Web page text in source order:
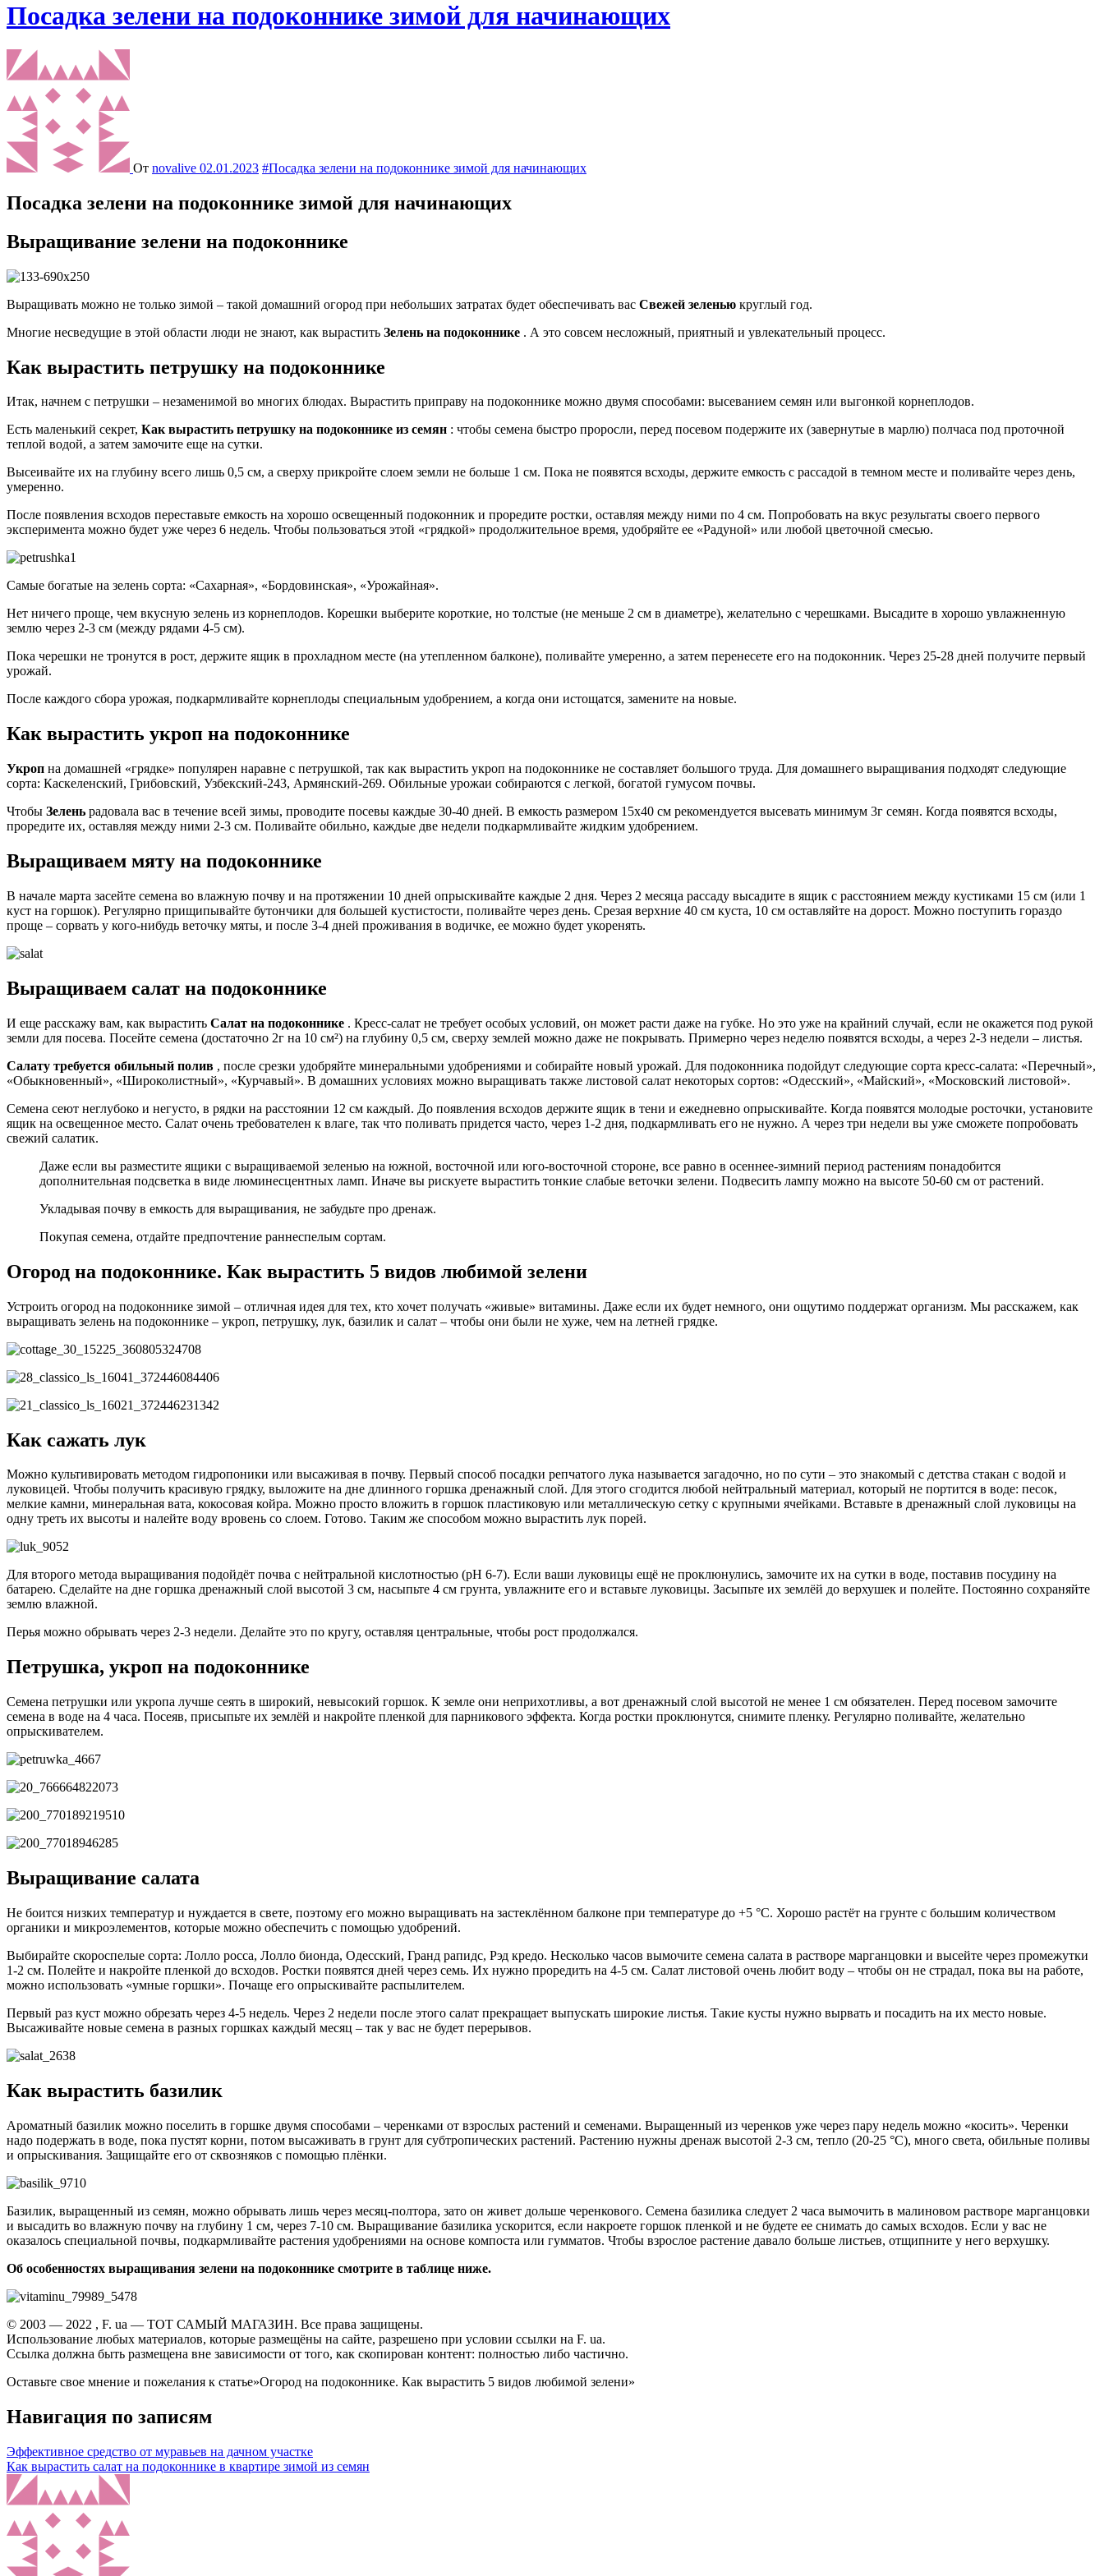
Посадка зелени на подоконнике зимой для начинающих
От novalive 02.01.2023 #Посадка зелени на подоконнике зимой для начинающих
Посадка зелени на подоконнике зимой для начинающих
Выращивание зелени на подоконнике
Выращивать можно не только зимой – такой домашний огород при небольших затратах будет обеспечивать вас Свежей зеленью круглый год.
Многие несведущие в этой области люди не знают, как вырастить Зелень на подоконнике . А это совсем несложный, приятный и увлекательный процесс.
Как вырастить петрушку на подоконнике
Итак, начнем с петрушки – незаменимой во многих блюдах. Вырастить приправу на подоконнике можно двумя способами: высеванием семян или выгонкой корнеплодов.
Есть маленький секрет, Как вырастить петрушку на подоконнике из семян : чтобы семена быстро проросли, перед посевом подержите их (завернутые в марлю) полчаса под проточной
теплой водой, а затем замочите еще на сутки.
Высеивайте их на глубину всего лишь 0,5 см, а сверху прикройте слоем земли не больше 1 см. Пока не появятся всходы, держите емкость с рассадой в темном месте и поливайте через день,
умеренно.
После появления всходов переставьте емкость на хорошо освещенный подоконник и проредите ростки, оставляя между ними по 4 см. Попробовать на вкус результаты своего первого
эксперимента можно будет уже через 6 недель. Чтобы пользоваться этой «грядкой» продолжительное время, удобряйте ее «Радуной» или любой цветочной смесью.
Самые богатые на зелень сорта: «Сахарная», «Бордовинская», «Урожайная».
Нет ничего проще, чем вкусную зелень из корнеплодов. Корешки выберите короткие, но толстые (не меньше 2 см в диаметре), желательно с черешками. Высадите в хорошо увлажненную
землю через 2-3 см (между рядами 4-5 см).
Пока черешки не тронутся в рост, держите ящик в прохладном месте (на утепленном балконе), поливайте умеренно, а затем перенесете его на подоконник. Через 25-28 дней получите первый
урожай.
После каждого сбора урожая, подкармливайте корнеплоды специальным удобрением, а когда они истощатся, замените на новые.
Как вырастить укроп на подоконнике
Укроп на домашней «грядке» популярен наравне с петрушкой, так как вырастить укроп на подоконнике не составляет большого труда. Для домашнего выращивания подходят следующие
сорта: Каскеленский, Грибовский, Узбекский-243, Армянский-269. Обильные урожаи собираются с легкой, богатой гумусом почвы.
Чтобы Зелень радовала вас в течение всей зимы, проводите посевы каждые 30-40 дней. В емкость размером 15х40 см рекомендуется высевать минимум 3г семян. Когда появятся всходы,
проредите их, оставляя между ними 2-3 см. Поливайте обильно, каждые две недели подкармливайте жидким удобрением.
Выращиваем мяту на подоконнике
В начале марта засейте семена во влажную почву и на протяжении 10 дней опрыскивайте каждые 2 дня. Через 2 месяца рассаду высадите в ящик с расстоянием между кустиками 15 см (или 1
куст на горшок). Регулярно прищипывайте бутончики для большей кустистости, поливайте через день. Срезая верхние 40 см куста, 10 см оставляйте на дорост. Можно поступить гораздо
проще – сорвать у кого-нибудь веточку мяты, и после 3-4 дней проживания в водичке, ее можно будет укоренять.
Выращиваем салат на подоконнике
И еще расскажу вам, как вырастить Салат на подоконнике . Кресс-салат не требует особых условий, он может расти даже на губке. Но это уже на крайний случай, если не окажется под рукой
земли для посева. Посейте семена (достаточно 2г на 10 см²) на глубину 0,5 см, сверху землей можно даже не покрывать. Примерно через неделю появятся всходы, а через 2-3 недели – листья.
Салату требуется обильный полив , после срезки удобряйте минеральными удобрениями и собирайте новый урожай. Для подоконника подойдут следующие сорта кресс-салата: «Перечный»,
«Обыкновенный», «Широколистный», «Курчавый». В домашних условиях можно выращивать также листовой салат некоторых сортов: «Одесский», «Майский», «Московский листовой».
Семена сеют неглубоко и негусто, в рядки на расстоянии 12 см каждый. До появления всходов держите ящик в тени и ежедневно опрыскивайте. Когда появятся молодые росточки, установите
ящик на освещенное место. Салат очень требователен к влаге, так что поливать придется часто, через 1-2 дня, подкармливать его не нужно. А через три недели вы уже сможете попробовать
свежий салатик.
Даже если вы разместите ящики с выращиваемой зеленью на южной, восточной или юго-восточной стороне, все равно в осеннее-зимний период растениям понадобится
дополнительная подсветка в виде люминесцентных ламп. Иначе вы рискуете вырастить тонкие слабые веточки зелени. Подвесить лампу можно на высоте 50-60 см от растений.
Укладывая почву в емкость для выращивания, не забудьте про дренаж.
Покупая семена, отдайте предпочтение раннеспелым сортам.
Огород на подоконнике. Как вырастить 5 видов любимой зелени
Устроить огород на подоконнике зимой – отличная идея для тех, кто хочет получать «живые» витамины. Даже если их будет немного, они ощутимо поддержат организм. Мы расскажем, как
выращивать зелень на подоконнике – укроп, петрушку, лук, базилик и салат – чтобы они были не хуже, чем на летней грядке.
Как сажать лук
Можно культивировать методом гидропоники или высаживая в почву. Первый способ посадки репчатого лука называется загадочно, но по сути – это знакомый с детства стакан с водой и
луковицей. Чтобы получить красивую грядку, выложите на дне длинного горшка дренажный слой. Для этого сгодится любой нейтральный материал, который не портится в воде: песок,
мелкие камни, минеральная вата, кокосовая койра. Можно просто вложить в горшок пластиковую или металлическую сетку с крупными ячейками. Вставьте в дренажный слой луковицы на
одну треть их высоты и налейте воду вровень со слоем. Готово. Таким же способом можно вырастить лук порей.
Для второго метода выращивания подойдёт почва с нейтральной кислотностью (pH 6-7). Если ваши луковицы ещё не проклюнулись, замочите их на сутки в воде, поставив посудину на
батарею. Сделайте на дне горшка дренажный слой высотой 3 см, насыпьте 4 см грунта, увлажните его и вставьте луковицы. Засыпьте их землёй до верхушек и полейте. Постоянно сохраняйте
землю влажной.
Перья можно обрывать через 2-3 недели. Делайте это по кругу, оставляя центральные, чтобы рост продолжался.
Петрушка, укроп на подоконнике
Семена петрушки или укропа лучше сеять в широкий, невысокий горшок. К земле они неприхотливы, а вот дренажный слой высотой не менее 1 см обязателен. Перед посевом замочите
семена в воде на 4 часа. Посеяв, присыпьте их землёй и накройте пленкой для парникового эффекта. Когда ростки проклюнутся, снимите пленку. Регулярно поливайте, желательно
опрыскивателем.
Выращивание салата
Не боится низких температур и нуждается в свете, поэтому его можно выращивать на застеклённом балконе при температуре до +5 °С. Хорошо растёт на грунте с большим количеством
органики и микроэлементов, которые можно обеспечить с помощью удобрений.
Выбирайте скороспелые сорта: Лолло росса, Лолло бионда, Одесский, Гранд рапидс, Рэд кредо. Несколько часов вымочите семена салата в растворе марганцовки и высейте через промежутки
1-2 см. Полейте и накройте пленкой до всходов. Ростки появятся дней через семь. Их нужно проредить на 4-5 см. Салат листовой очень любит воду – чтобы он не страдал, пока вы на работе,
можно использовать «умные горшки». Почаще его опрыскивайте распылителем.
Первый раз куст можно обрезать через 4-5 недель. Через 2 недели после этого салат прекращает выпускать широкие листья. Такие кусты нужно вырвать и посадить на их место новые.
Высаживайте новые семена в разных горшках каждый месяц – так у вас не будет перерывов.
Как вырастить базилик
Ароматный базилик можно поселить в горшке двумя способами – черенками от взрослых растений и семенами. Выращенный из черенков уже через пару недель можно «косить». Черенки
надо подержать в воде, пока пустят корни, потом высаживать в грунт для субтропических растений. Растению нужны дренаж высотой 2-3 см, тепло (20-25 °С), много света, обильные поливы
и опрыскивания. Защищайте его от сквозняков с помощью плёнки.
Базилик, выращенный из семян, можно обрывать лишь через месяц-полтора, зато он живет дольше черенкового. Семена базилика следует 2 часа вымочить в малиновом растворе марганцовки
и высадить во влажную почву на глубину 1 см, через 7-10 см. Выращивание базилика ускорится, если накроете горшок пленкой и не будете ее снимать до самых всходов. Если у вас не
оказалось специальной почвы, подкармливайте растения удобрениями на основе компоста или гумматов. Чтобы взрослое растение давало больше листьев, отщипните у него верхушку.
Об особенностях выращивания зелени на подоконнике смотрите в таблице ниже.
© 2003 — 2022 , F. ua — ТОТ САМЫЙ МАГАЗИН. Все права защищены.
Использование любых материалов, которые размещёны на сайте, разрешено при условии ссылки на F. ua.
Ссылка должна быть размещена вне зависимости от того, как скопирован контент: полностью либо частично.
Оставьте свое мнение и пожелания к статье»Огород на подоконнике. Как вырастить 5 видов любимой зелени»
Навигация по записям
Эффективное средство от муравьев на дачном участке
Как вырастить салат на подоконнике в квартире зимой из семян